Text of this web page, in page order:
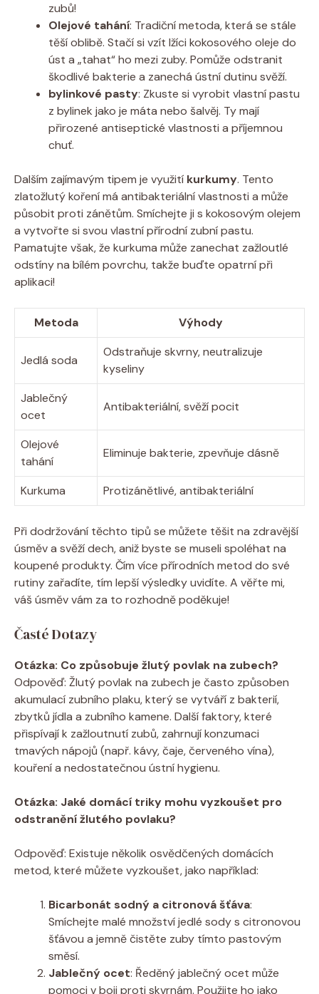
zubů!
Olejové tahání: Tradiční metoda, která se stále
⁤těší oblibě. Stačí si vzít lžíci ​kokosového oleje ‍do⁢
úst a⁣ „tahat“‌ ho mezi zuby. ⁤Pomůže odstranit
⁤škodlivé⁣ bakterie a zanechá ústní dutinu svěží.
bylinkové pasty: Zkuste⁣ si vyrobit vlastní pastu
z⁣ bylinek jako je ⁤máta nebo šalvěj. Ty mají
přirozené antiseptické vlastnosti a příjemnou
chuť.
Dalším⁢ zajímavým tipem je využití kurkumy. ‍Tento
⁢zlatožlutý koření má ⁤antibakteriální vlastnosti a může
působit proti zánětům. Smíchejte ji s kokosovým olejem​
a vytvořte si svou vlastní přírodní zubní ‍pastu.
Pamatujte však,⁤ že kurkuma může zanechat zažloutlé
odstíny na​ bílém ​povrchu, ‍takže‌ buďte opatrní při
aplikaci!
Metoda Výhody
Jedlá soda
Odstraňuje skvrny, neutralizuje
kyseliny
Jablečný
ocet
Antibakteriální, svěží⁣ pocit
Olejové
tahání
Eliminuje bakterie, zpevňuje dásně
Kurkuma Protizánětlivé, antibakteriální
Při ⁤dodržování ​těchto tipů‍ se⁤ můžete těšit na zdravější
úsměv a svěží dech, aniž byste se museli spoléhat ​na
koupené produkty. Čím více‌ přírodních metod⁤ do své‍
rutiny zařadíte, tím lepší výsledky uvidíte. A věřte mi,
váš úsměv vám za to rozhodně poděkuje!
Časté Dotazy
Otázka: Co způsobuje žlutý⁤ povlak ‍na zubech?
Odpověď: ⁣Žlutý povlak na zubech je ‌často způsoben
akumulací zubního⁤ plaku,⁢ který se⁣ vytváří z bakterií,
zbytků jídla a zubního kamene. Další faktory, které
přispívají k zažloutnutí zubů, zahrnují⁣ konzumaci
tmavých nápojů​ (např. kávy, čaje, červeného vína),
kouření a‍ nedostatečnou ústní⁤ hygienu.
Otázka: Jaké ‍domácí triky mohu vyzkoušet pro
odstranění žlutého povlaku?
Odpověď: Existuje několik osvědčených domácích
metod, které můžete vyzkoušet, jako například:
Bicarbonát sodný a citronová šťáva:
Smíchejte ‌malé množství jedlé‍ sody s​ citronovou
šťávou a jemně čistěte zuby ​tímto ‍pastovým
směsí.
Jablečný ocet: Ředěný jablečný ocet⁤ může
pomoci​ v boji ⁤proti skvrnám. ‍Použijte ho jako